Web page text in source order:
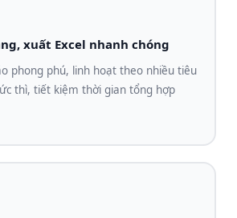
xuất Excel nhanh chóng
phong phú, linh hoạt theo nhiều tiêu
thì, tiết kiệm thời gian tổng hợp